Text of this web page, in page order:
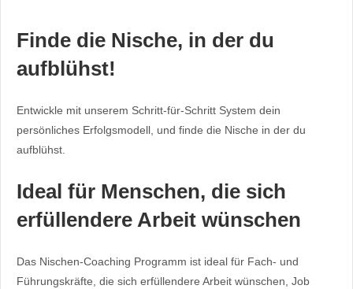
Finde die Nische, in der du
aufblühst!
Entwickle mit unserem Schritt-für-Schritt System dein
persönliches Erfolgsmodell, und finde die Nische in der du
aufblühst.
Ideal für Menschen, die sich
erfüllendere Arbeit wünschen
Das Nischen-Coaching Programm ist ideal für Fach- und
Führungskräfte, die sich erfüllendere Arbeit wünschen, Job